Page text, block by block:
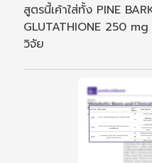
สูตรนี้เค้าใส่ทั้ง PINE
GLUTATHIONE 250
วิจัย